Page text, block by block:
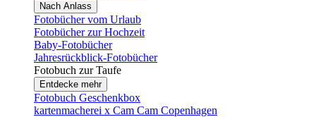
Nach Anlass
Fotobücher vom Urlaub
Fotobücher zur Hochzeit
Baby-Fotobücher
Jahresrückblick-Fotobücher
Fotobuch zur Taufe
Entdecke mehr
Fotobuch Geschenkbox
kartenmacherei x Cam Cam Copenhagen